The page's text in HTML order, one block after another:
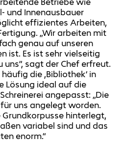
und Innenausbauer
effizientes Arbeiten,
„Wir arbeiten mit
genau auf unseren
ist. Es ist sehr vielseitig
sagt der Chef erfreut.
die ,Bibliothek‘ in
Lösung ideal auf die
angepasst: „Die
uns angelegt worden.
hinterlegt,
variabel sind und das
enorm.“